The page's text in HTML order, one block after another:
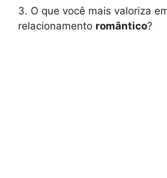
3. O que você mais valoriza
relacionamento romântico?